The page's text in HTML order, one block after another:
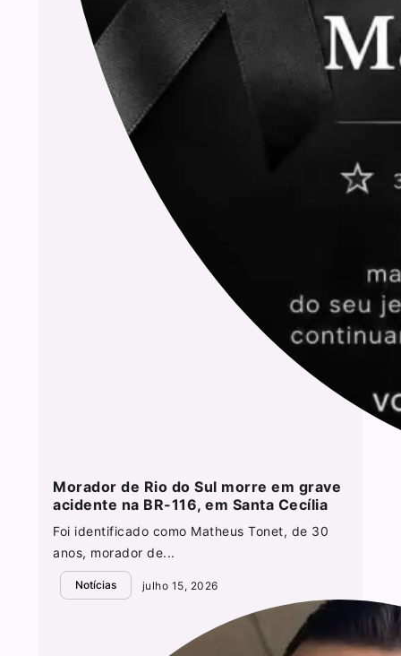
Morador de Rio do Sul morre em grave
acidente na BR-116, em Santa Cecília
Foi identificado como Matheus Tonet, de 30
anos, morador de...
Notícias julho 15, 2026